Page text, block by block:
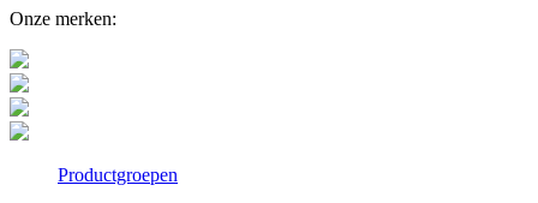
Onze merken:
Productgroepen